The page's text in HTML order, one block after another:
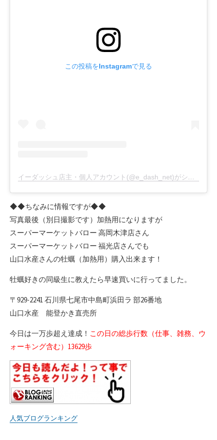
この投稿をInstagramで見る
イーダッシュ店主・個人アカウント(@e_dash_net)がシェアした投稿
◆◆ちなみに情報ですが◆◆
写真最後（別日撮影です）加熱用になりますが
スーパーマーケットバロー 高岡木津店さん
スーパーマーケットバロー 福光店さんでも
山口水産さんの牡蠣（加熱用）購入出来ます！
牡蠣好きの同級生に教えたら早速買いに行ってました。
〒929-2241 石川県七尾市中島町浜田ラ 部26番地
山口水産 能登かき直売所
今日は一万歩超え達成！ この日の総歩行数（仕事、雑務、ウ
ォーキング含む）13629歩
人気ブログランキング